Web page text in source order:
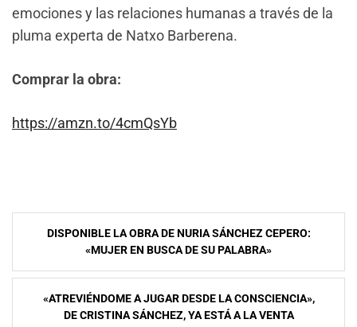
emociones y las relaciones humanas a través de la
pluma experta de Natxo Barberena.
Comprar la obra:
https://amzn.to/4cmQsYb
Navegación
entradas
DISPONIBLE LA OBRA DE NURIA SÁNCHEZ CEPERO:
«MUJER EN BUSCA DE SU PALABRA»
«ATREVIÉNDOME A JUGAR DESDE LA CONSCIENCIA»,
DE CRISTINA SÁNCHEZ, YA ESTÁ A LA VENTA